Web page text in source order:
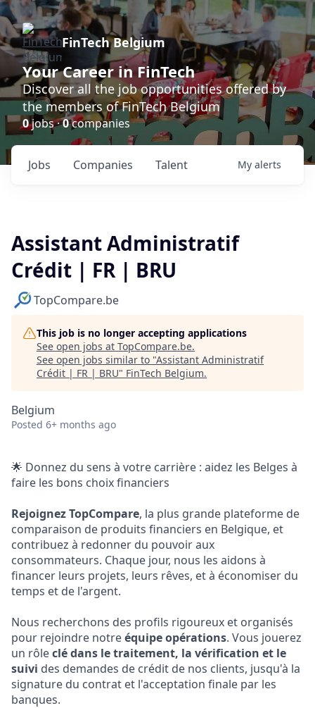
FinTech Belgium
Your Career in FinTech
Discover all the job opportunities offered by
the members of FinTech Belgium
0jobs ·0companies
Jobs Companies Talent My alerts
Assistant Administratif
Crédit | FR | BRU
TopCompare.be
This job is no longer accepting applications
See open jobs at TopCompare.be.
See open jobs similar to "Assistant Administratif
Crédit | FR | BRU" FinTech Belgium.
Belgium
Posted 6+ months ago
🌟 Donnez du sens à votre carrière : aidez les Belges à
faire les bons choix financiers
Rejoignez TopCompare, la plus grande plateforme de
comparaison de produits financiers en Belgique, et
contribuez à redonner du pouvoir aux
consommateurs. Chaque jour, nous les aidons à
financer leurs projets, leurs rêves, et à économiser du
temps et de l'argent.
Nous recherchons des profils rigoureux et organisés
pour rejoindre notreéquipe opérations. Vous jouerez
un rôleclé dans le traitement, la vérification et le
suivi des demandes de crédit de nos clients, jusqu'à la
signature du contrat et l'acceptation finale par les
banques.